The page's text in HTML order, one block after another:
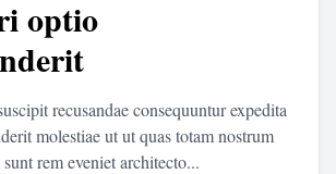
optio
recusandae consequuntur expedita
molestiae ut ut quas totam nostrum
rem eveniet architecto...